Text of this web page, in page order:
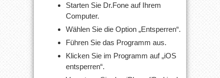
Starten Sie Dr.Fone auf Ihrem
Computer.
Wählen Sie die Option „Entsperren“.
Führen Sie das Programm aus.
Klicken Sie im Programm auf „iOS
entsperren“.